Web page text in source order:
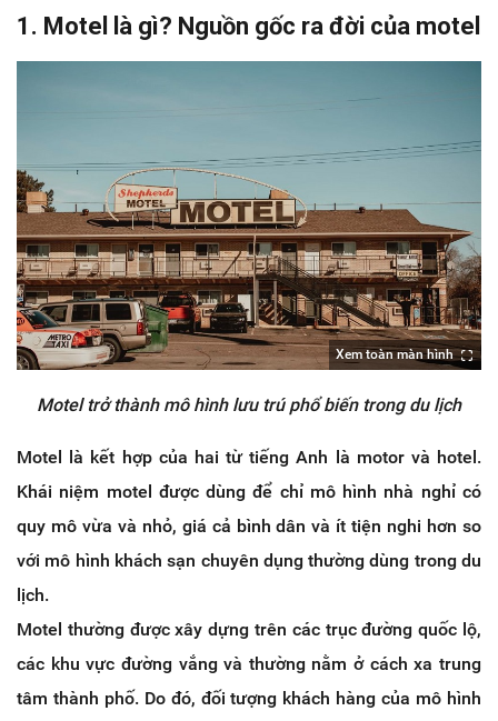
1. Motel là gì? Nguồn gốc ra đời của motel
Xem toàn màn hình
Motel trở thành mô hình lưu trú phổ biến trong du lịch
Motel là kết hợp của hai từ tiếng Anh là motor và hotel.
Khái niệm motel được dùng để chỉ mô hình nhà nghỉ có
quy mô vừa và nhỏ, giá cả bình dân và ít tiện nghi hơn so
với mô hình khách sạn chuyên dụng thường dùng trong du
lịch.
Motel thường được xây dựng trên các trục đường quốc lộ,
các khu vực đường vắng và thường nằm ở cách xa trung
tâm thành phố. Do đó, đối tượng khách hàng của mô hình